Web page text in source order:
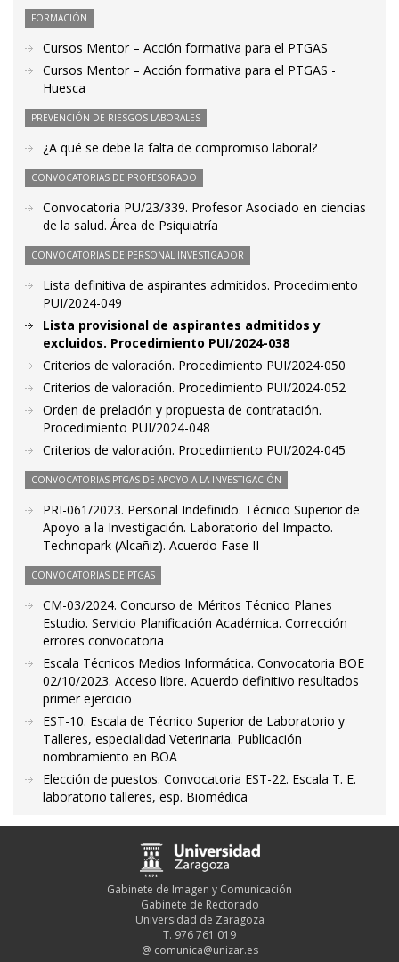
FORMACIÓN
Cursos Mentor – Acción formativa para el PTGAS
Cursos Mentor – Acción formativa para el PTGAS -
Huesca
PREVENCIÓN DE RIESGOS LABORALES
¿A qué se debe la falta de compromiso laboral?
CONVOCATORIAS DE PROFESORADO
Convocatoria PU/23/339. Profesor Asociado en ciencias
de la salud. Área de Psiquiatría
CONVOCATORIAS DE PERSONAL INVESTIGADOR
Lista definitiva de aspirantes admitidos. Procedimiento
PUI/2024-049
Lista provisional de aspirantes admitidos y
excluidos. Procedimiento PUI/2024-038
Criterios de valoración. Procedimiento PUI/2024-050
Criterios de valoración. Procedimiento PUI/2024-052
Orden de prelación y propuesta de contratación.
Procedimiento PUI/2024-048
Criterios de valoración. Procedimiento PUI/2024-045
CONVOCATORIAS PTGAS DE APOYO A LA INVESTIGACIÓN
PRI-061/2023. Personal Indefinido. Técnico Superior de
Apoyo a la Investigación. Laboratorio del Impacto.
Technopark (Alcañiz). Acuerdo Fase II
CONVOCATORIAS DE PTGAS
CM-03/2024. Concurso de Méritos Técnico Planes
Estudio. Servicio Planificación Académica. Corrección
errores convocatoria
Escala Técnicos Medios Informática. Convocatoria BOE
02/10/2023. Acceso libre. Acuerdo definitivo resultados
primer ejercicio
EST-10. Escala de Técnico Superior de Laboratorio y
Talleres, especialidad Veterinaria. Publicación
nombramiento en BOA
Elección de puestos. Convocatoria EST-22. Escala T. E.
laboratorio talleres, esp. Biomédica
Gabinete de Imagen y Comunicación
Gabinete de Rectorado
Universidad de Zaragoza
T. 976 761 019
@ comunica@unizar.es